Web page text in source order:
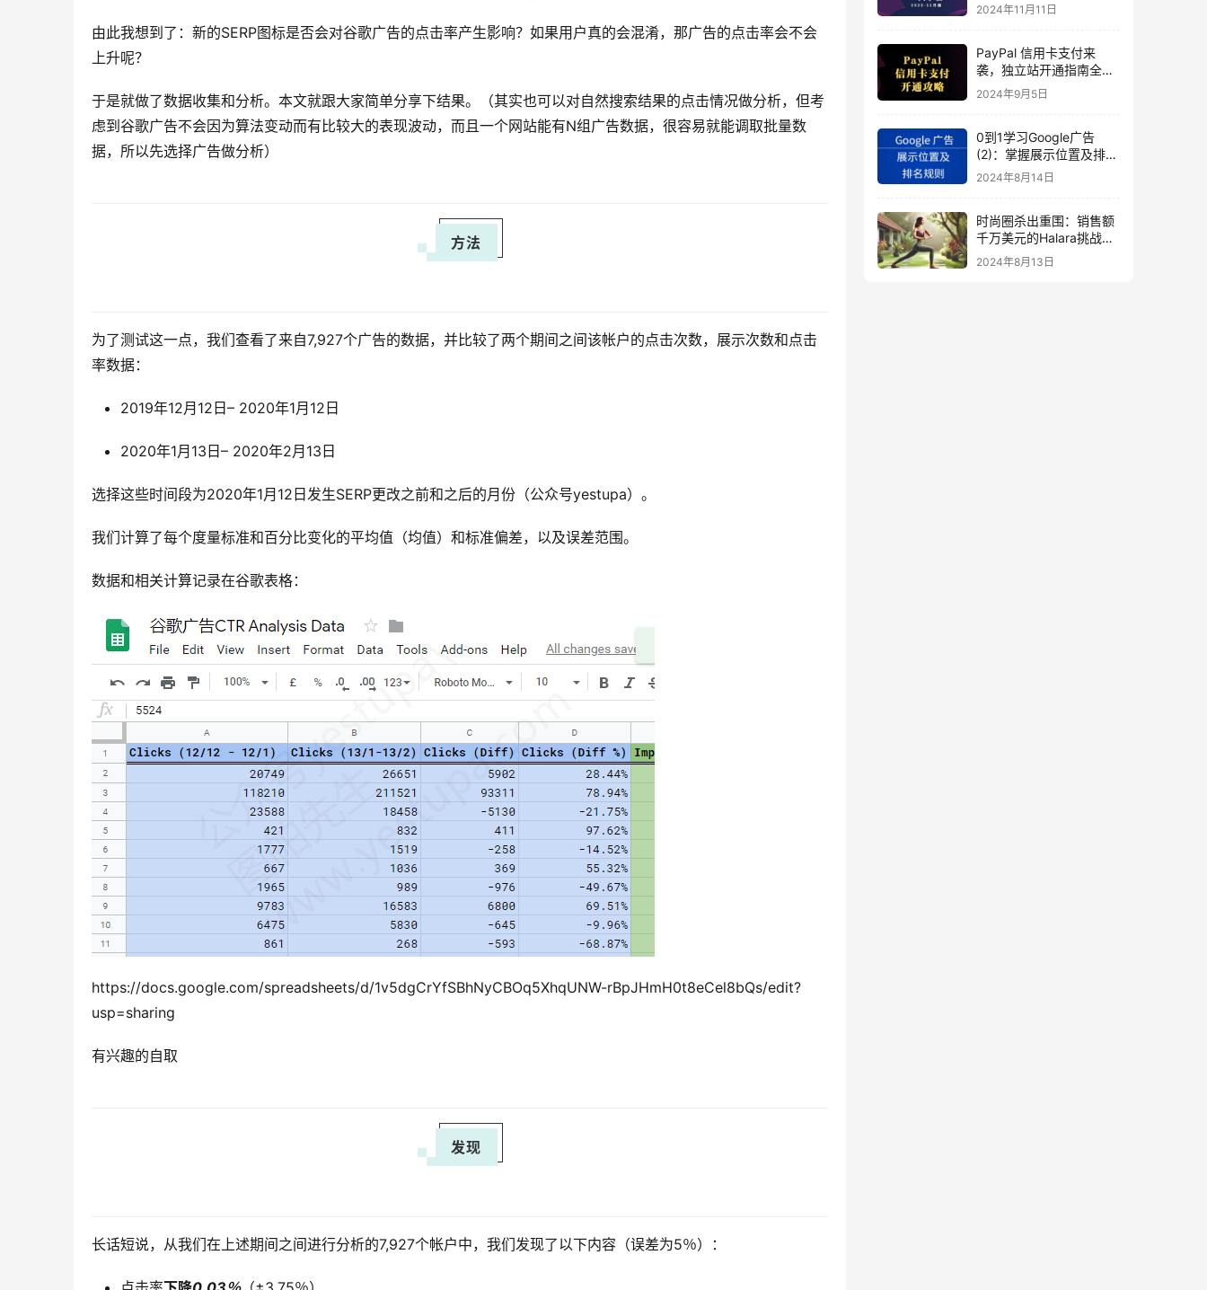
由此我想到了：新的SERP图标是否会对谷歌广告的点击率产生影响？如果用户真的会混淆，那广告的点击率会不会
上升呢？
于是就做了数据收集和分析。本文就跟大家简单分享下结果。（其实也可以对自然搜索结果的点击情况做分析，但考
虑到谷歌广告不会因为算法变动而有比较大的表现波动，而且一个网站能有N组广告数据，很容易就能调取批量数
据，所以先选择广告做分析）
方法
为了测试这一点，我们查看了来自7,927个广告的数据，并比较了两个期间之间该帐户的点击次数，展示次数和点击
率数据：
2019年12月12日– 2020年1月12日
2020年1月13日– 2020年2月13日
选择这些时间段为2020年1月12日发生SERP更改之前和之后的月份（公众号yestupa）。
我们计算了每个度量标准和百分比变化的平均值（均值）和标准偏差，以及误差范围。
数据和相关计算记录在谷歌表格：
https://docs.google.com/spreadsheets/d/1v5dgCrYfSBhNyCBOq5XhqUNW-rBpJHmH0t8eCel8bQs/edit?
usp=sharing
有兴趣的自取
发现
长话短说，从我们在上述期间之间进行分析的7,927个帐户中，我们发现了以下内容（误差为5％）：
2024年11月11日
PayPal 信用卡支付来
袭，独立站开通指南全揭
秘
2024年9月5日
0到1学习Google广告
(2)：掌握展示位置及排名
规则
2024年8月14日
时尚圈杀出重围：销售额
千万美元的Halara挑战
SHEIN成新时尚巨头
（上）
2024年8月13日